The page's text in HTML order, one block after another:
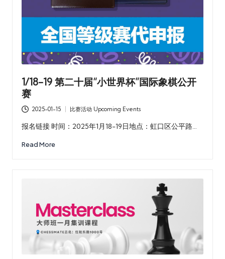
1/18-19 第二十届“小世界杯”国际象棋公开
赛
2025-01-15
Posted
in
比赛活动 Upcoming Events
报名链接 时间：2025年1月18-19日地点：虹口区公平路…
Read More